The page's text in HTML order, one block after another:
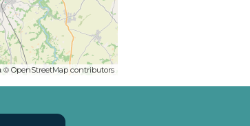
© OpenStreetMap contributors